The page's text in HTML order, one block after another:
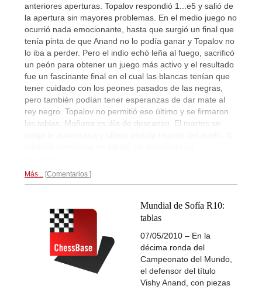
anteriores aperturas. Topalov respondió 1...e5 y salió de
la apertura sin mayores problemas. En el medio juego no
ocurrió nada emocionante, hasta que surgió un final que
tenía pinta de que Anand no lo podía ganar y Topalov no
lo iba a perder. Pero el indio echó leña al fuego, sacrificó
un peón para obtener un juego más activo y el resultado
fue un fascinante final en el cual las blancas tenían que
tener cuidado con los peones pasados de las negras,
pero también podían tener esperanzas de dar mate al
rey negro. Topalov no permitió eso último y se firmaron
las tablas. Mañana es día de descanso. El martes se
Más... Comentarios
Mundial de Sofía R10:
tablas
07/05/2010 – En la
décima ronda del
Campeonato del Mundo,
el defensor del título
Vishy Anand, con piezas